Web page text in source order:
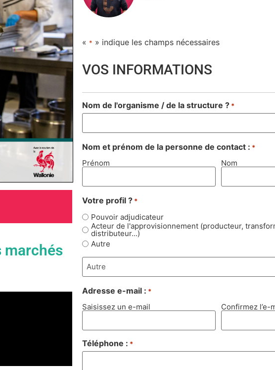
marchés
« * » indique les champs nécessaires
VOS INFORMATIONS
Nom de l'organisme / de la structure ? *
Nom et prénom de la personne de contact : *
Prénom Nom
Votre profil ? *
Pouvoir adjudicateur
Acteur de l'approvisionnement (producteur,
distributeur...)
Autre
Adresse e-mail : *
Saisissez un e-mail Confirmez l’e-
Téléphone : *